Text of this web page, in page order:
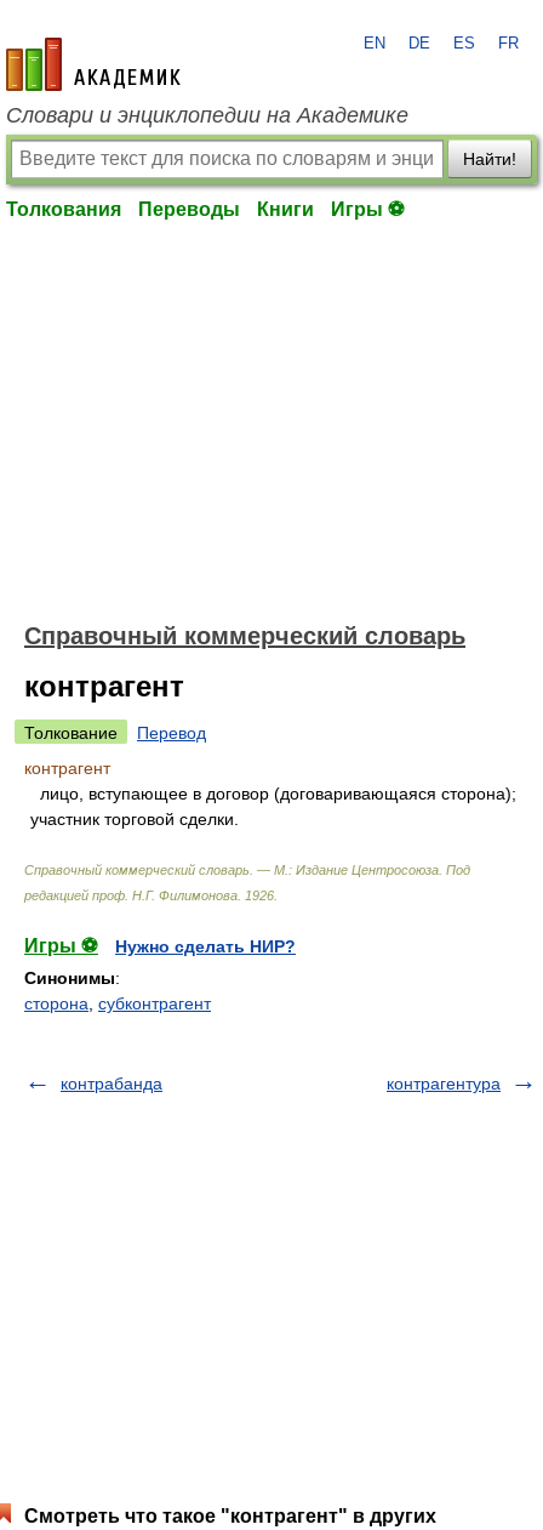
academic.ru
EN DE ES FR
Словари и энциклопедии на Академике
Найти!
Толкования Переводы Книги Игры ⚽
Справочный коммерческий словарь
контрагент
Толкование
Перевод
контрагент
лицо, вступающее в договор (договаривающаяся сторона);
участник торговой сделки.
Справочный коммерческий словарь. — М.: Издание Центросоюза Под
редакцией проф. Н.Г. Филимонова 1926
Игры ⚽
Нужно сделать НИР?
Синонимы:
сторона субконтрагент
контрабанда контрагентура
Смотреть что такое "контрагент" в других